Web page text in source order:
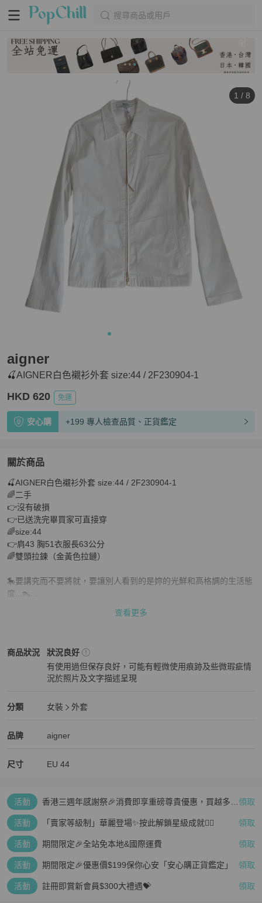
搜尋商品或用戶
1 / 8
🍒AIGNER白色襯衫外套 size:44 / 2F230904-1
aigner
HKD 620 免運
安心購 +199 專人檢查品質、正貨鑑定
關於商品
關於🍒AIGNER白色襯衫外套 size:44 / 2F230904-1
🍒AIGNER白色襯衫外套 size:44 / 2F230904-1
🌈二手
👉沒有破損
👉已送洗完畢買家可直接穿
🌈size:44
👉肩43 胸51衣服長63公分
🌈雙頭拉鍊（金黃色拉鏈）
🎠要講究而不要將就，要讓別人看到的是妳的光鮮和高格調的生活態
度...👠
查看更多
商品狀況
女裝商品狀態與細節
狀況良好
有使用過但保存良好，可能有輕微使用痕跡及些微瑕疵情
況於照片及文字描述呈現
分類
女裝分類資訊女裝
外套
品牌
精品女裝 品牌介紹
aigner
尺寸 EU 44
活動
香港三週年感謝祭🎉消費即享重磅尊貴優惠，買越多、 領取
活動 「賣家等級制」華麗登場✨按此解鎖星級成就👆🏻 領取
活動 期間限定🎉全站免本地&國際運費 領取
活動 期間限定🎉優惠價$199保你心安「安心購正貨鑑定」 領取
活動 註冊即賞新會員$300大禮遇💝 領取